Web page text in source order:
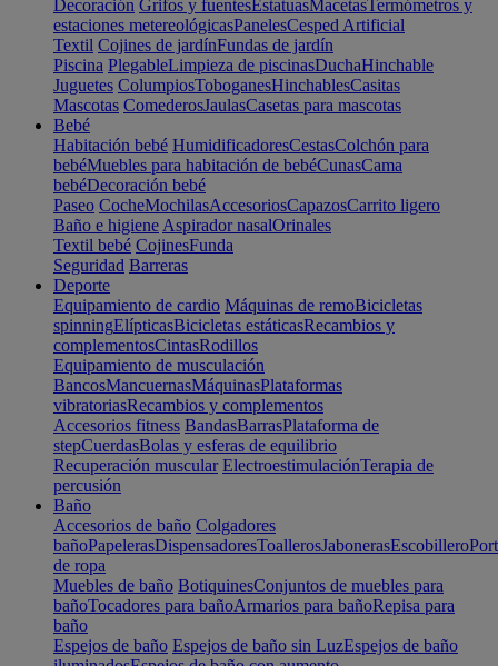
Decoración Grifos y fuentesEstatuasMacetasTermómetros y
estaciones metereológicasPanelesCesped Artificial
Textil Cojines de jardínFundas de jardín
Piscina PlegableLimpieza de piscinasDuchaHinchable
Juguetes ColumpiosToboganesHinchablesCasitas
Mascotas ComederosJaulasCasetas para mascotas
Bebé
Habitación bebé HumidificadoresCestasColchón para
bebéMuebles para habitación de bebéCunasCama
bebéDecoración bebé
Paseo CocheMochilasAccesoriosCapazosCarrito ligero
Baño e higiene Aspirador nasalOrinales
Textil bebé CojinesFunda
Seguridad Barreras
Deporte
Equipamiento de cardio Máquinas de remoBicicletas
spinningElípticasBicicletas estáticasRecambios y
complementosCintasRodillos
Equipamiento de musculación
BancosMancuernasMáquinasPlataformas
vibratoriasRecambios y complementos
Accesorios fitness BandasBarrasPlataforma de
stepCuerdasBolas y esferas de equilibrio
Recuperación muscular ElectroestimulaciónTerapia de
percusión
Baño
Accesorios de baño Colgadores
bañoPapelerasDispensadoresToallerosJabonerasEscobillero
de ropa
Muebles de baño BotiquinesConjuntos de muebles para
bañoTocadores para bañoArmarios para bañoRepisa para
baño
Espejos de baño Espejos de baño sin LuzEspejos de baño